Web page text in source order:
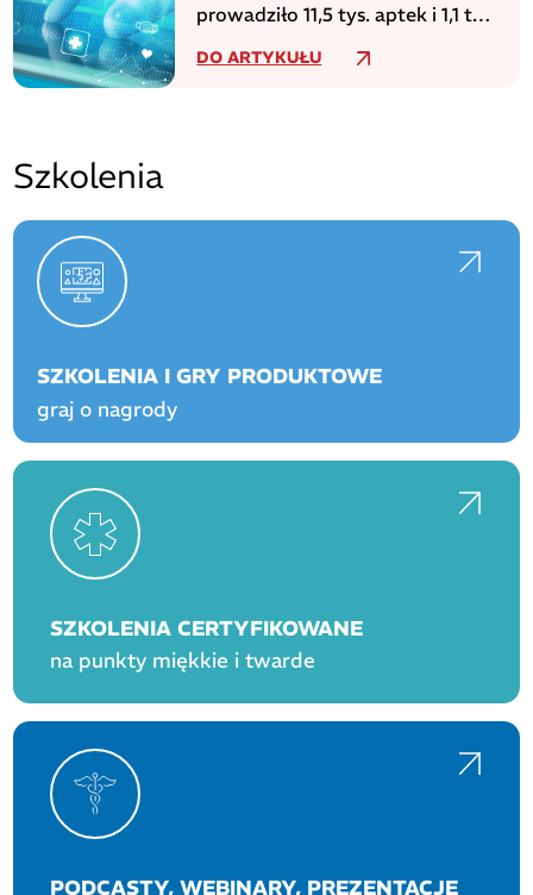
prowadziło 11,5 tys. aptek i 1,1 tys.
DO ARTYKUŁU
Szkolenia
SZKOLENIA I GRY PRODUKTOWE
graj o nagrody
SZKOLENIA CERTYFIKOWANE
na punkty miękkie i twarde
PODCASTY, WEBINARY, PREZENTACJE